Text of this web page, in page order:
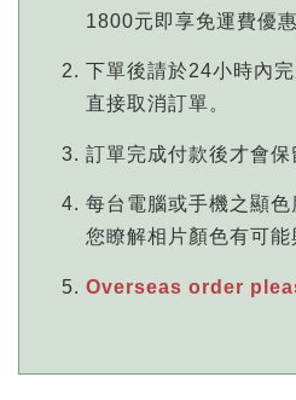
1800元即享免運費優惠
下單後請於24小時內
直接取消訂單。
訂單完成付款後才會保
每台電腦或手機之顯
您瞭解相片顏色有可能
Overseas order